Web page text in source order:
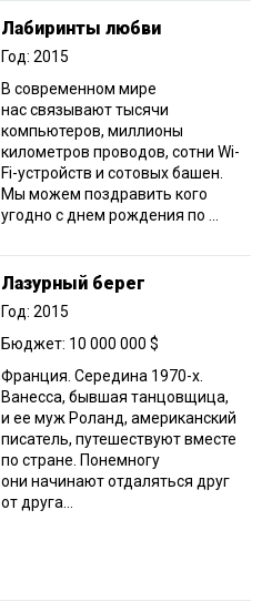
Лабиринты любви
Год: 2015
В современном мире
нас связывают тысячи
компьютеров, миллионы
километров проводов, сотни Wi-
Fi-устройств и сотовых башен.
Мы можем поздравить кого
угодно с днем рождения по ...
Лазурный берег
Год: 2015
Бюджет: 10 000 000 $
Франция. Середина 1970-х.
Ванесса, бывшая танцовщица,
и ее муж Роланд, американский
писатель, путешествуют вместе
по стране. Понемногу
они начинают отдаляться друг
от друга...